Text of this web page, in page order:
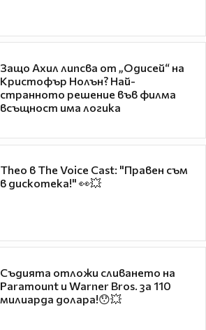
Защо Ахил липсва от „Одисей“ на
Кристофър Нолън? Най-
странното решение във филма
всъщност има логика
Theo в The Voice Cast: "Правен съм
в дискотека!" 👀💥
Съдията отложи сливането на
Paramount и Warner Bros. за 110
милиарда долара!😯💥